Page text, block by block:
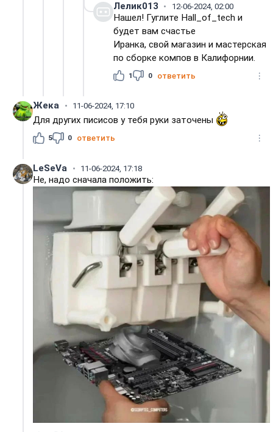
Лелик013 12-06-2024, 02:00
Нашел! Гуглите Hall_of_tech и
будет вам счастье
Иранка, свой магазин и мастерская
по сборке компов в Калифорнии.
1 0 ответить
Жека 11-06-2024, 17:10
Для других писисов у тебя руки заточены
5 0 ответить
LeSeVa 11-06-2024, 17:18
Не, надо сначала положить: